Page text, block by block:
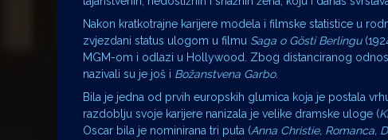
Nakon kratkotrajne karijere modela i filmske statistice u
zvjezdani status ulogom u filmu Saga o Gösti Berlingu
MGM-om i odlazi u Hollywood. Zbog distanciranog
nazivali su je još i Božanstvena Garbo.
Bila je jedna od prvih europskih glumica koja je postala
razdoblju svoje karijere nanizala je velike dramske uloge (
Oscar bila je nominirana tri puta (Anna Christie, Romanca,